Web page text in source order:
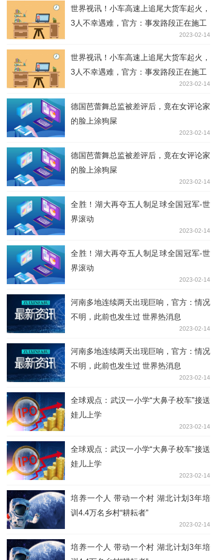
世界视讯！小车高速上追尾大货车起火，
3人不幸遇难，官方：事发路段正在施工
2023-02-14
世界视讯！小车高速上追尾大货车起火，
3人不幸遇难，官方：事发路段正在施工
2023-02-14
德国芭蕾舞总监被差评后，竟在女评论家
的脸上涂狗屎
2023-02-14
德国芭蕾舞总监被差评后，竟在女评论家
的脸上涂狗屎
2023-02-14
全胜！湖大再夺五人制足球全国冠军-世
界滚动
2023-02-14
全胜！湖大再夺五人制足球全国冠军-世
界滚动
2023-02-14
河南多地连续两天出现巨响，官方：情况
不明，此前也发生过 世界热消息
2023-02-14
河南多地连续两天出现巨响，官方：情况
不明，此前也发生过 世界热消息
2023-02-14
全球观点：武汉一小学“大鼻子校车”接送
娃儿上学
2023-02-14
全球观点：武汉一小学“大鼻子校车”接送
娃儿上学
2023-02-14
培养一个人 带动一个村 湖北计划3年培
训4.4万名乡村“耕耘者”
2023-02-14
培养一个人 带动一个村 湖北计划3年培